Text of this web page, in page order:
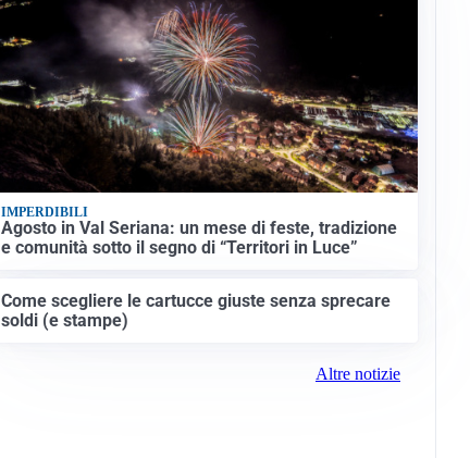
IMPERDIBILI
Agosto in Val Seriana: un mese di feste, tradizione
e comunità sotto il segno di “Territori in Luce”
Come scegliere le cartucce giuste senza sprecare
soldi (e stampe)
Altre notizie